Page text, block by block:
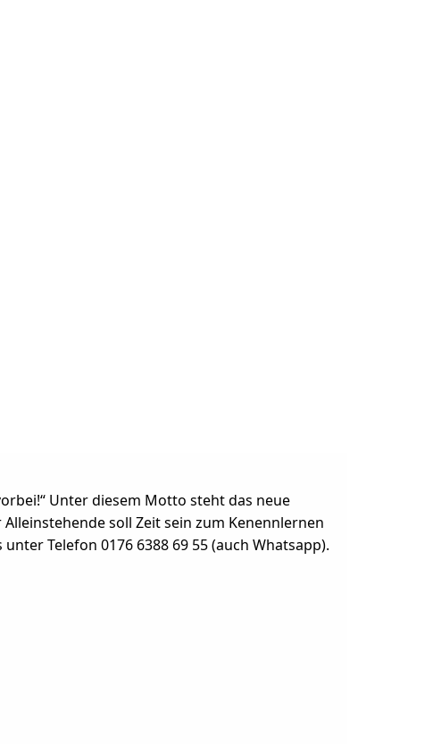
Unter diesem Motto steht das neue
soll Zeit sein zum Kenennlernen
Telefon 0176 6388 69 55 (auch Whatsapp).